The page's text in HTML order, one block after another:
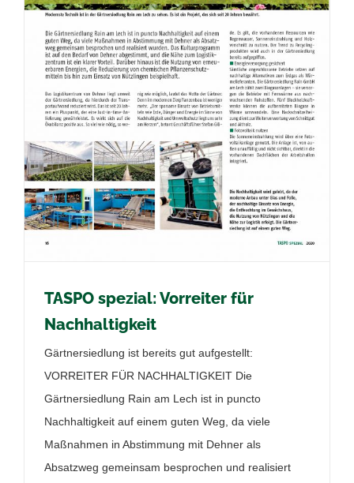
TASPO spezial: Vorreiter für
Nachhaltigkeit
Gärtnersiedlung ist bereits gut aufgestellt:
VORREITER FÜR NACHHALTIGKEIT Die
Gärtnersiedlung Rain am Lech ist in puncto
Nachhaltigkeit auf einem guten Weg, da viele
Maßnahmen in Abstimmung mit Dehner als
Absatzweg gemeinsam besprochen und realisiert